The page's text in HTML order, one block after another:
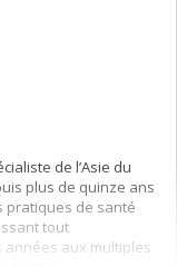
de l’Asie du
plus de quinze ans
pratiques de santé
tout
aux multiples